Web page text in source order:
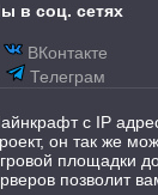
в соц. сетях
ВКонтакте
Телеграм
с IP
он так же
площадки
позволит